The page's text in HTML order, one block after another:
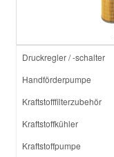
Druckregler / -schalter
Handförderpumpe
Kraftstofffilterzubehör
Kraftstoffkühler
Kraftstoffpumpe